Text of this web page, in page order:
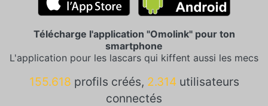
Télécharge l'application "Omolink" pour ton
smartphone
L'application pour les lascars qui kiffent aussi les mecs
155.618 profils créés, 2.314utilisateurs
connectés